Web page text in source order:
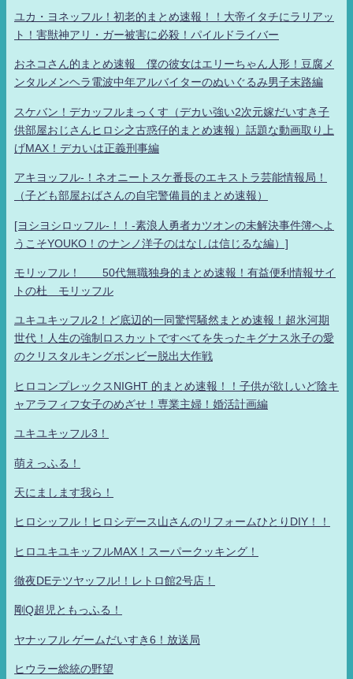
ユカ・ヨネッフル！初老的まとめ速報！！大帝イタチにラリアッ
ト！害獣神アリ・ガー被害に必殺！パイルドライバー
おネコさん的まとめ速報 僕の彼女はエリーちゃん人形！豆腐メ
ンタルメンヘラ電波中年アルバイターのぬいぐるみ男子末路編
スケバン！デカッフルまっくす（デカい強い2次元嫁だいすき子
供部屋おじさんヒロシ之古惑仔的まとめ速報）話題な動画取り上
げMAX！デカいは正義刑事編
アキヨッフル-！ネオニートスケ番長のエキストラ芸能情報局！
（子ども部屋おばさんの自宅警備員的まとめ速報）
[ヨシヨシロッフル-！！-素浪人勇者カツオンの未解決事件簿へよ
うこそYOUKO！のナンノ洋子のはなしは信じるな編）]
モリッフル！ 50代無職独身的まとめ速報！有益便利情報サイ
トの杜 モリッフル
ユキユキッフル2！ど底辺的一同驚愕騒然まとめ速報！超氷河期
世代！人生の強制ロスカットですべてを失ったキグナス氷子の愛
のクリスタルキングボンビー脱出大作戦
ヒロコンプレックスNIGHT 的まとめ速報！！子供が欲しいど陰キ
ャアラフィフ女子のめざせ！専業主婦！婚活計画編
ユキユキッフル3！
萌えっふる！
天にまします我ら！
ヒロシッフル！ヒロシデース山さんのリフォームひとりDIY！！
ヒロユキユキッフルMAX！スーパークッキング！
徹夜DEテツヤッフル!！レトロ館2号店！
剛Q超児ともっふる！
ヤナッフル ゲームだいすき6！放送局
ヒウラー総統の野望